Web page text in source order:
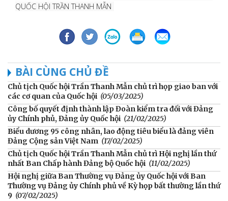
QUỐC HỘI TRẦN THANH MẪN
BÀI CÙNG CHỦ ĐỀ
Chủ tịch Quốc hội Trần Thanh Mẫn chủ trì họp giao ban với
các cơ quan của Quốc hội (05/03/2025)
Công bố quyết định thành lập Đoàn kiểm tra đối với Đảng
ủy Chính phủ, Đảng ủy Quốc hội (21/02/2025)
Biểu dương 95 công nhân, lao động tiêu biểu là đảng viên
Đảng Cộng sản Việt Nam (17/02/2025)
Chủ tịch Quốc hội Trần Thanh Mẫn chủ trì Hội nghị lần thứ
nhất Ban Chấp hành Đảng bộ Quốc hội (11/02/2025)
Hội nghị giữa Ban Thường vụ Đảng ủy Quốc hội với Ban
Thường vụ Đảng ủy Chính phủ về Kỳ họp bất thường lần thứ
9 (07/02/2025)